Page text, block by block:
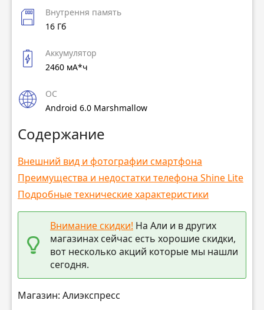
Внутрення память
16 Гб
Аккумулятор
2460 мА*ч
ОС
Android 6.0 Marshmallow
Содержание
Внешний вид и фотографии смартфона
Преимущества и недостатки телефона Shine Lite
Подробные технические характеристики
Внимание скидки! На Али и в других
магазинах сейчас есть хорошие скидки,
вот несколько акций которые мы нашли
сегодня.
Магазин: Алиэкспресс